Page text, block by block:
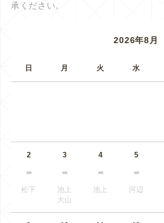
承ください。
2026年8月
日 月 火 水
2
松下
3
池上
大山
4
池上
5
河辺